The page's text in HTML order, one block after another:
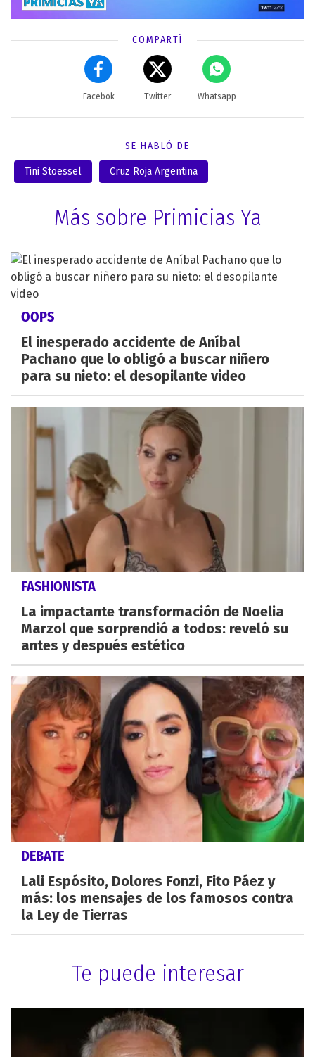
COMPARTÍ
Facebok Twitter Whatsapp
SE HABLÓ DE
Tini Stoessel Cruz Roja Argentina
Más sobre Primicias Ya
OOPS
El inesperado accidente de Aníbal
Pachano que lo obligó a buscar niñero
para su nieto: el desopilante video
FASHIONISTA
La impactante transformación de Noelia
Marzol que sorprendió a todos: reveló su
antes y después estético
DEBATE
Lali Espósito, Dolores Fonzi, Fito Páez y
más: los mensajes de los famosos contra
la Ley de Tierras
Te puede interesar